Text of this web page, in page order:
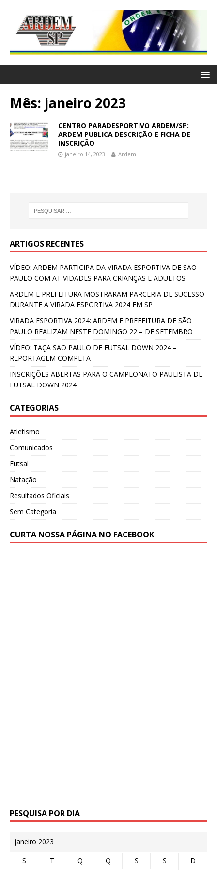
Mês: janeiro 2023
CENTRO PARADESPORTIVO ARDEM/SP:
ARDEM PUBLICA DESCRIÇÃO E FICHA DE
INSCRIÇÃO
janeiro 14, 2023 Ardem
ARTIGOS RECENTES
VÍDEO: ARDEM PARTICIPA DA VIRADA ESPORTIVA DE SÃO
PAULO COM ATIVIDADES PARA CRIANÇAS E ADULTOS
ARDEM E PREFEITURA MOSTRARAM PARCERIA DE SUCESSO
DURANTE A VIRADA ESPORTIVA 2024 EM SP
VIRADA ESPORTIVA 2024: ARDEM E PREFEITURA DE SÃO
PAULO REALIZAM NESTE DOMINGO 22 – DE SETEMBRO
VÍDEO: TAÇA SÃO PAULO DE FUTSAL DOWN 2024 –
REPORTAGEM COMPETA
INSCRIÇÕES ABERTAS PARA O CAMPEONATO PAULISTA DE
FUTSAL DOWN 2024
CATEGORIAS
Atletismo
Comunicados
Futsal
Natação
Resultados Oficiais
Sem Categoria
CURTA NOSSA PÁGINA NO FACEBOOK
PESQUISA POR DIA
janeiro 2023
S T Q Q S S D